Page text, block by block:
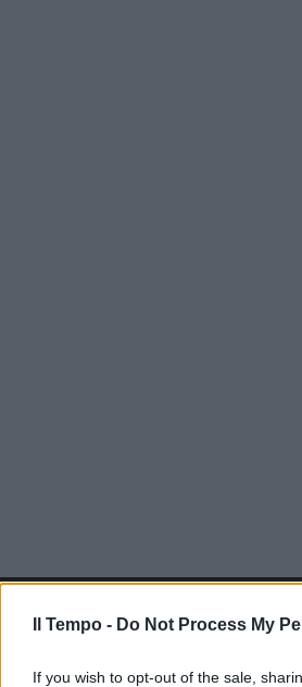
Il Tempo - Do Not Process My
If you wish to opt-out of the sale,